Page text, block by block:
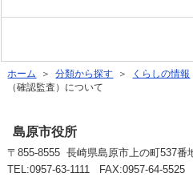
ホーム ＞分類から探す ＞ くらしの情報
（確認監査）について
島原市役所
〒855-8555 長崎県島原市上の町537番
TEL:0957-63-1111 FAX:0957-64-5525